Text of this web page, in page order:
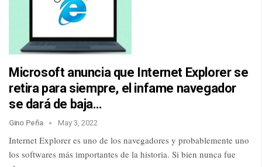
Microsoft anuncia que Internet Explorer se
retira para siempre, el infame navegador
se dará de baja…
Gino Peña May 3, 2022
Internet Explorer es uno de los navegadores y probablemente uno
los softwares más importantes de la historia. Si bien nunca fue